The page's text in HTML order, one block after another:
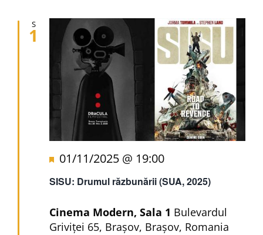
S
1
SISU: Drumul răzbunării (SUA, 2025)
Recomandat
01/11/2025 @ 19:00
Cinema Modern, Sala 1 Bulevardul
Griviței 65, Brașov, Brașov, Romania